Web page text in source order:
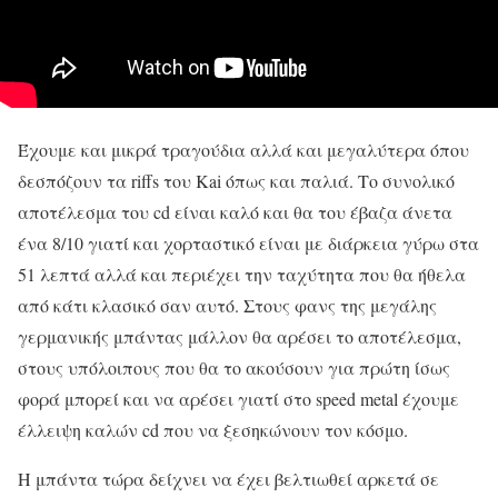
Έχουμε και μικρά τραγούδια αλλά και μεγαλύτερα όπου
δεσπόζουν τα riffs του Kai όπως και παλιά. Το συνολικό
αποτέλεσμα του cd είναι καλό και θα του έβαζα άνετα
ένα 8/10 γιατί και χορταστικό είναι με διάρκεια γύρω στα
51 λεπτά αλλά και περιέχει την ταχύτητα που θα ήθελα
από κάτι κλασικό σαν αυτό. Στους φανς της μεγάλης
γερμανικής μπάντας μάλλον θα αρέσει το αποτέλεσμα,
στους υπόλοιπους που θα το ακούσουν για πρώτη ίσως
φορά μπορεί και να αρέσει γιατί στο speed metal έχουμε
έλλειψη καλών cd που να ξεσηκώνουν τον κόσμο.
Η μπάντα τώρα δείχνει να έχει βελτιωθεί αρκετά σε